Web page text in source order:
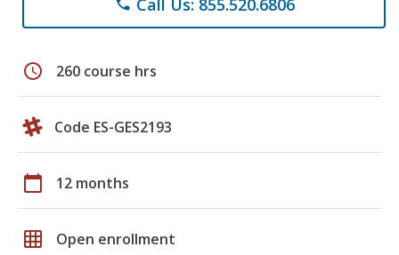
phone Call Us: 855.520.6806
schedule 260 course hrs
Code ES-GES2193
calendar_today 12 months
grid_on Open enrollment